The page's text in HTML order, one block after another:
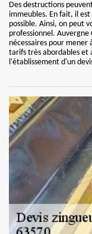
Des destructions
immeubles. En fait, il
possible. Ainsi, on peut
professionnel.
nécessaires pour mener
tarifs très abordables et
l'établissement d'un